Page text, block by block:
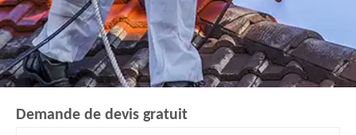
Demande de devis gratuit